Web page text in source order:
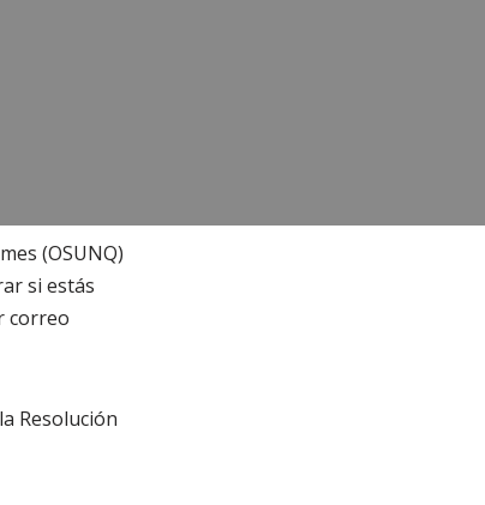
(OSUNQ)
si estás
correo
Resolución